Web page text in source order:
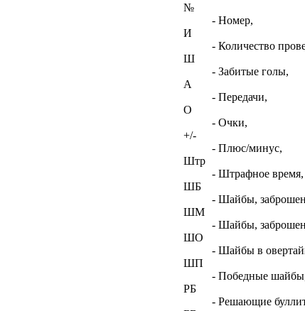
№
- Номер,
И
- Количество
Ш
- Забитые голы,
А
- Передачи,
О
- Очки,
+/-
- Плюс/минус,
Штр
- Штрафное время,
ШБ
- Шайбы,
ШМ
- Шайбы,
ШО
- Шайбы в
ШП
- Победные
РБ
- Решающие